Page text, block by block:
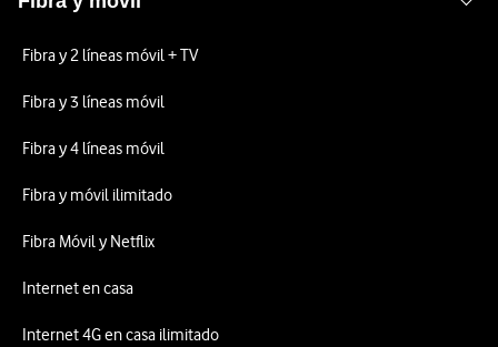
Fibra y 2 líneas móvil + TV
Fibra y 3 líneas móvil
Fibra y 4 líneas móvil
Fibra y móvil ilimitado
Fibra Móvil y Netflix
Internet en casa
Internet 4G en casa ilimitado